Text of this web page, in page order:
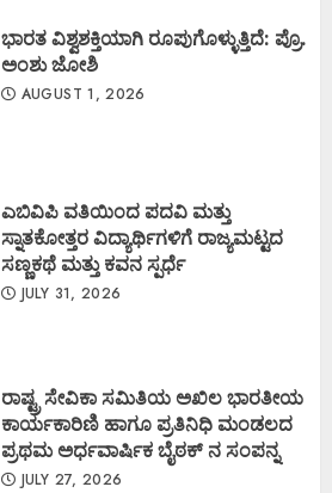
ಭಾರತ ವಿಶ್ವಶಕ್ತಿಯಾಗಿ ರೂಪುಗೊಳ್ಳುತ್ತಿದೆ: ಪ್ರೊ.
ಅಂಶು ಜೋಶಿ
AUGUST 1, 2026
ಎಬಿವಿಪಿ ವತಿಯಿಂದ ಪದವಿ ಮತ್ತು
ಸ್ನಾತಕೋತ್ತರ ವಿದ್ಯಾರ್ಥಿಗಳಿಗೆ ರಾಜ್ಯಮಟ್ಟದ
ಸಣ್ಣಕಥೆ ಮತ್ತು ಕವನ ಸ್ಪರ್ಧೆ
JULY 31, 2026
ರಾಷ್ಟ್ರ ಸೇವಿಕಾ ಸಮಿತಿಯ ಅಖಿಲ ಭಾರತೀಯ
ಕಾರ್ಯಕಾರಿಣಿ ಹಾಗೂ ಪ್ರತಿನಿಧಿ ಮಂಡಲದ
ಪ್ರಥಮ ಅರ್ಧವಾರ್ಷಿಕ ಬೈಠಕ್ ನ ಸಂಪನ್ನ
JULY 27, 2026